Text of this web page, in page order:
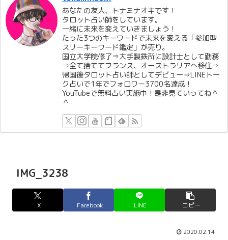
あなたの友人、トナミナオキです！
タロット占い師をしています。
一緒に未来を変えていきましょう！
たった3つのキーワードで未来を変える「参加型
スリーキーワード鑑定」が売り。
国立大学院修了⇒大手製鉄所に設計士として勤務
⇒全て捨ててフランス、オーストラリアへ移住⇒
帰国後タロット占い師としてデビュー⇒LINEトー
ク占いで1年でフォロワー3700名達成！
YouTubeで無料占い実施中！是非見ていってね＾
＾
IMG_3238
X Facebook LINE コピー
2020.02.14